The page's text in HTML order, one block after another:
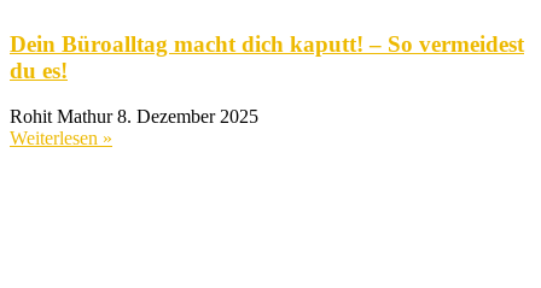
Dein Büroalltag macht dich kaputt! – So vermeidest
du es!
Rohit Mathur8. Dezember 2025
Weiterlesen »